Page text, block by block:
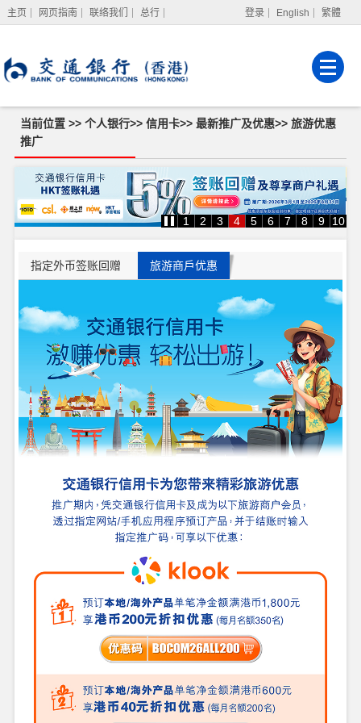
主页 网页指南 联络我们 总行 登录 English 繁體
强积金服务
当前位置 >> 个人银行>> 信用卡>> 最新推广及优惠>> 旅游优惠
推广
优
惠
推
1 2 3 4 5 6 7 8 9 10
指定外币签账回赠 旅游商戶优惠